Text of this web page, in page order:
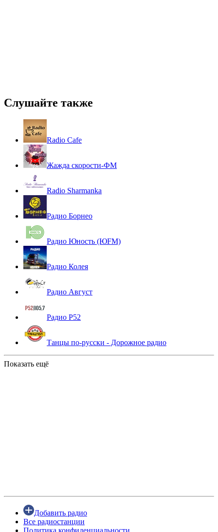
Слушайте также
Radio Cafe
Жажда скорости-ФМ
Radio Sharmanka
Радио Борнео
Радио Юность (ЮFM)
Радио Колея
Радио Август
Радио Р52
Танцы по-русски - Дорожное радио
Показать ещё
Добавить радио
Все радиостанции